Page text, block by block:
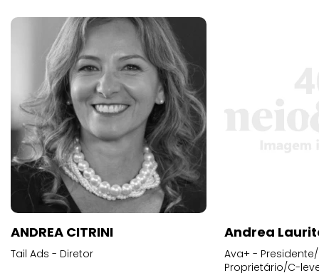
ANDREA CITRINI
Tail Ads - Diretor
Andrea
Ava+ -
Proprietário/C-